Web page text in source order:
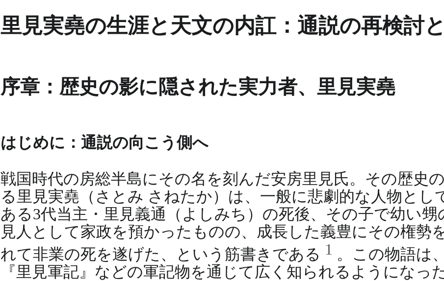
里見実堯の生涯と天文の内訌：通説の再検討
序章：歴史の影に隠された実力者、里見実堯
はじめに：通説の向こう側へ
戦国時代の房総半島にその名を刻んだ安房里見氏。その歴史
る里見実堯（さとみ さねたか）は、一般に悲劇的な人物とし
ある3代当主・里見義通（よしみち）の死後、その子で幼い
見人として家政を預かったものの、成長した義豊にその権勢
れて非業の死を遂げた、という筋書きである 1 。この物語は
『里見軍記』などの軍記物を通じて広く知られるようになっ